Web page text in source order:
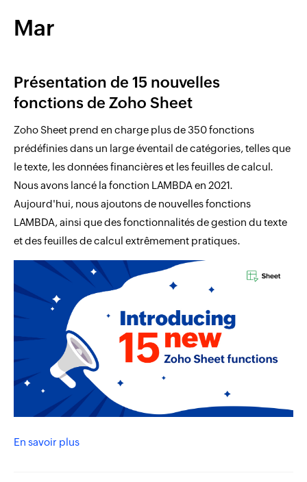
Mar
Présentation de 15 nouvelles
fonctions de Zoho Sheet
Zoho Sheet prend en charge plus de 350 fonctions
prédéfinies dans un large éventail de catégories, telles que
le texte, les données financières et les feuilles de calcul.
Nous avons lancé la fonction LAMBDA en 2021.
Aujourd'hui, nous ajoutons de nouvelles fonctions
LAMBDA, ainsi que des fonctionnalités de gestion du texte
et des feuilles de calcul extrêmement pratiques.
En savoir plus